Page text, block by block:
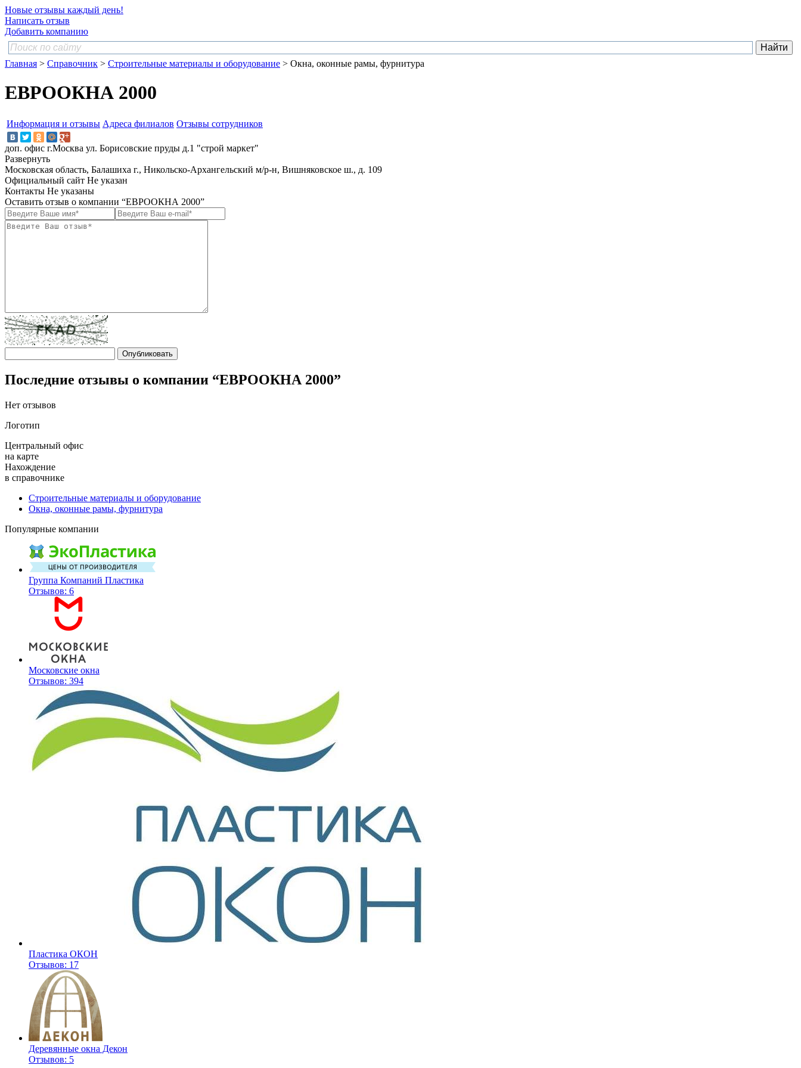
Новые отзывы каждый день!
Написать отзыв
Добавить компанию
Главная > Справочник > Строительные материалы и оборудование > Окна, оконные рамы, фурнитура
ЕВРООКНА 2000
Информация и отзывы Адреса филиалов Отзывы сотрудников
доп. офис г.Москва ул. Борисовские пруды д.1 "строй маркет"
Развернуть
Московская область, Балашиха г., Никольско-Архангельский м/р-н, Вишняковское ш., д. 109
Официальный сайт Не указан
Контакты Не указаны
Оставить отзыв о компании “ЕВРООКНА 2000”
Последние отзывы о компании “ЕВРООКНА 2000”
Нет отзывов
Логотип
Центральный офис
на карте
Нахождение
в справочнике
Строительные материалы и оборудование
Окна, оконные рамы, фурнитура
Популярные компании
Группа Компаний Пластика
Отзывов: 6
Московские окна
Отзывов: 394
Пластика ОКОН
Отзывов: 17
Деревянные окна Декон
Отзывов: 5